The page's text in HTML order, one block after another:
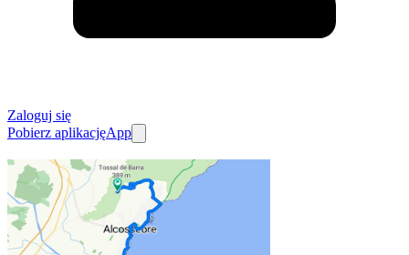
Zaloguj się
Pobierz aplikacjęApp